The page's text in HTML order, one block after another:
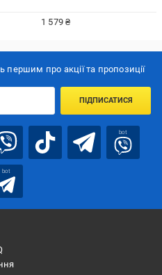
1 579 ₴
першим про акції та пропозиції
ПІДПИСАТИСЯ
bot
bot